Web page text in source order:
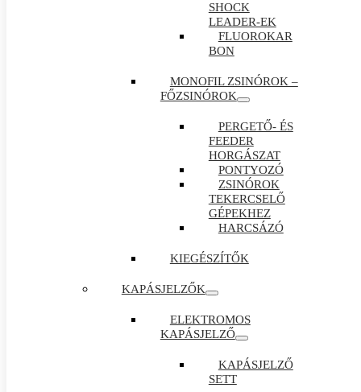
SHOCK
LEADER-EK
FLUOROKAR
BON
MONOFIL ZSINÓROK –
FŐZSINÓROK
PERGETŐ- ÉS
FEEDER
HORGÁSZAT
PONTYOZÓ
ZSINÓROK
TEKERCSELŐ
GÉPEKHEZ
HARCSÁZÓ
KIEGÉSZÍTŐK
KAPÁSJELZŐK
ELEKTROMOS
KAPÁSJELZŐ
KAPÁSJELZŐ
SETT